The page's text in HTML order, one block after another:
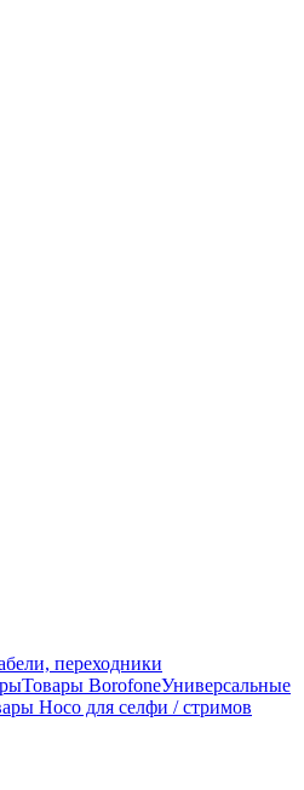
переходники
Товары BorofoneУниверсальные
Hoco для селфи / стримов